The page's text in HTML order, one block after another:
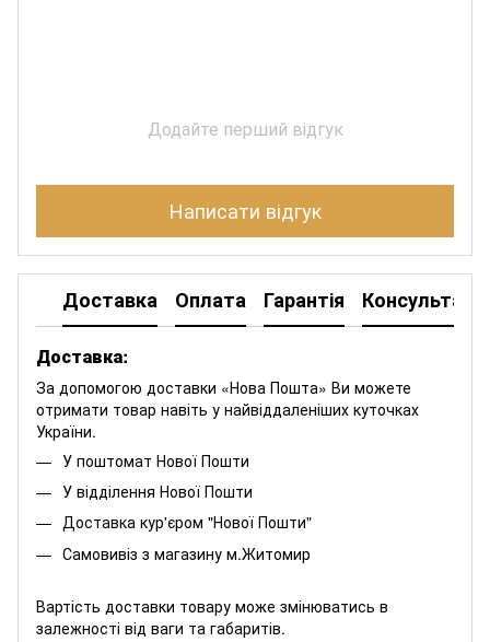
Додайте перший відгук
Написати відгук
Доставка Оплата Гарантія Консультація
Доставка:
За допомогою доставки «Нова Пошта» Ви можете
отримати товар навіть у найвіддаленіших куточках
України.
У поштомат Нової Пошти
У відділення Нової Пошти
Доставка кур'єром "Нової Пошти"
Самовивіз з магазину м.Житомир
Вартість доставки товару може змінюватись в
залежності від ваги та габаритів.